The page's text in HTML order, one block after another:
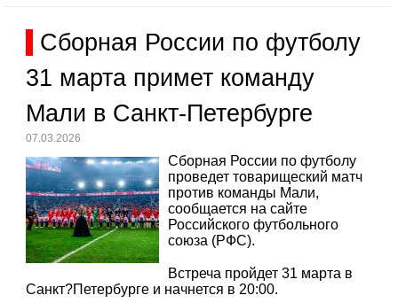
Сборная России по футболу
31 марта примет команду
Мали в Санкт-Петербурге
07.03.2026
Сборная России по футболу
проведет товарищеский матч
против команды Мали,
сообщается на сайте
Российского футбольного
союза (РФС).
Встреча пройдет 31 марта в
Санкт?Петербурге и начнется в 20:00.